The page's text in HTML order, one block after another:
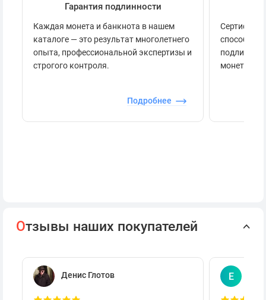
Гарантия подлинности
Каждая монета и банкнота в нашем
каталоге — это результат многолетнего
опыта, профессиональной экспертизы и
строгого контроля.
Подробнее
способов
монеты.
Отзывы наших покупателей
Денис Глотов Е